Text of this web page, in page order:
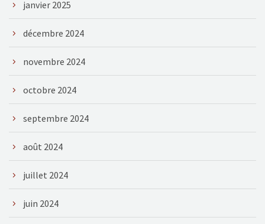
janvier 2025
décembre 2024
novembre 2024
octobre 2024
septembre 2024
août 2024
juillet 2024
juin 2024